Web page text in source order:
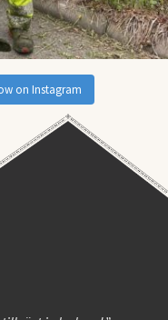
on Instagram